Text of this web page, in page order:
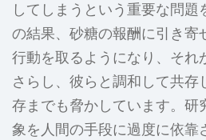
してしまうという重要な問題
の結果、砂糖の報酬に引き寄
行動を取るようになり、それ
さらし、彼らと調和して共存
存までも脅かしています。研
象を人間の手段に過度に依靠